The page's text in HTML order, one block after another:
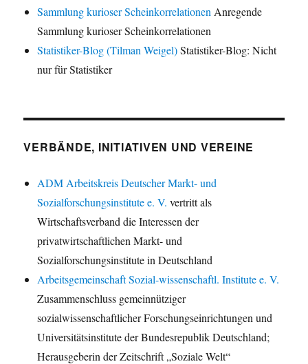
Sammlung kurioser Scheinkorrelationen Anregende
Sammlung kurioser Scheinkorrelationen
Statistiker-Blog (Tilman Weigel)Statistiker-Blog: Nicht
nur für Statistiker
VERBÄNDE, INITIATIVEN UND VEREINE
ADM Arbeitskreis Deutscher Markt- und
Sozialforschungsinstitute e. V. vertritt als
Wirtschaftsverband die Interessen der
privatwirtschaftlichen Markt- und
Sozialforschungsinstitute in Deutschland
Arbeitsgemeinschaft Sozial-wissenschaftl. Institute e. V.
Zusammenschluss gemeinnütziger
sozialwissenschaftlicher Forschungseinrichtungen und
Universitätsinstitute der Bundesrepublik Deutschland;
Herausgeberin der Zeitschrift „Soziale Welt“